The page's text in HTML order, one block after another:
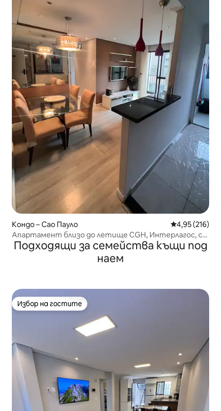
Кондо – Сао Пауло Средна
4,95 (216)
Апартамент близо до летище CGH, Интерлагос, с
паркинг
Подходящи за семейства къщи под
наем
Избор на гостите
Избор на гостите